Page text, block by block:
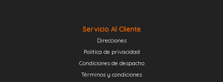
Servicio Al Cliente
Direcciones
Política de privacidad
Condiciones de despacho
Términos y condiciones